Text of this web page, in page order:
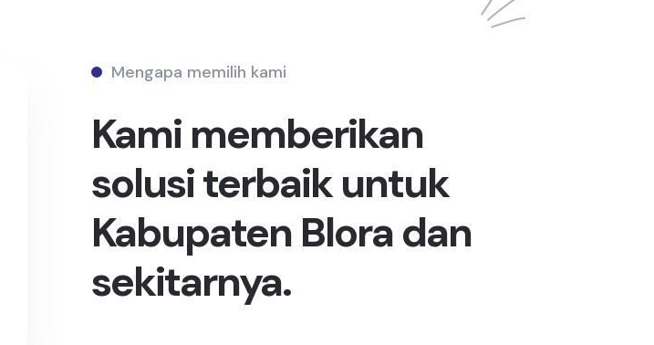
Mengapa memilih kami
Kami memberikan
solusi terbaik untuk
Kabupaten Blora dan
sekitarnya.